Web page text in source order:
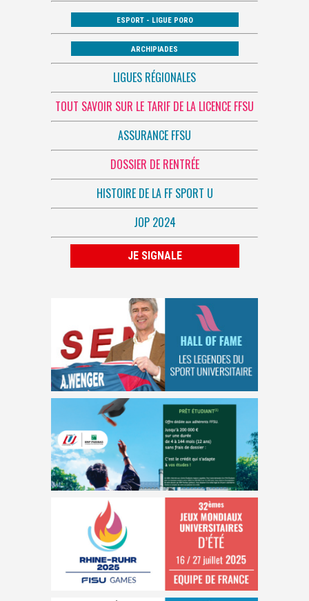
ESPORT - LIGUE PORO
ARCHIPIADES
LIGUES RÉGIONALES
TOUT SAVOIR SUR LE TARIF DE LA LICENCE FFSU
ASSURANCE FFSU
DOSSIER DE RENTRÉE
HISTOIRE DE LA FF SPORT U
JOP 2024
JE SIGNALE